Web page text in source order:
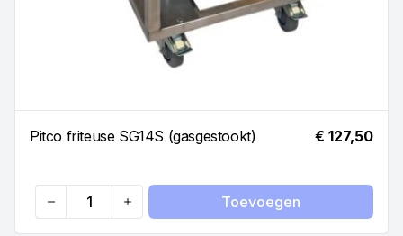
Pitco friteuse SG14S (gasgestookt) € 127,50
Quantity
Toevoegen